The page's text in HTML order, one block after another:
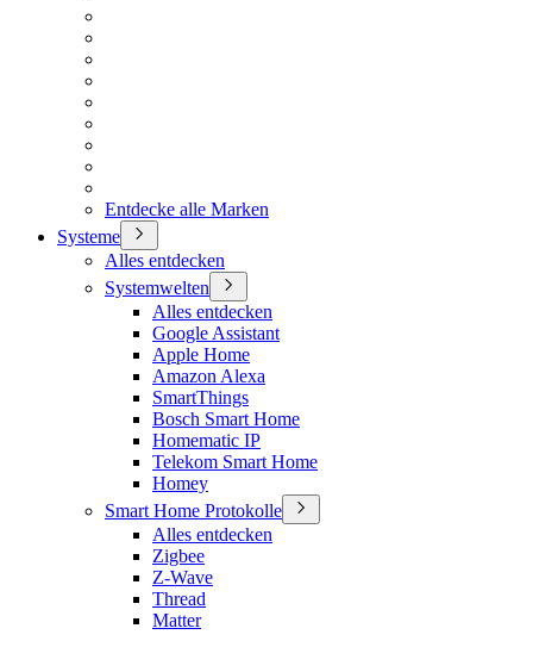
Entdecke alle Marken
Systeme
Alles entdecken
Systemwelten
Alles entdecken
Google Assistant
Apple Home
Amazon Alexa
SmartThings
Bosch Smart Home
Homematic IP
Telekom Smart Home
Homey
Smart Home Protokolle
Alles entdecken
Zigbee
Z-Wave
Thread
Matter